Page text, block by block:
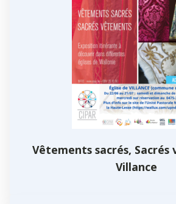
Vêtements sacrés,
Villance